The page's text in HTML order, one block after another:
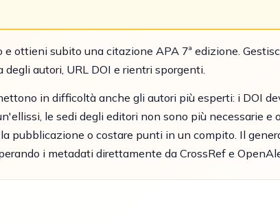
ottieni subito una citazione APA 7ª edizione.
autori, URL DOI e rientri sporgenti.
in difficoltà anche gli autori più esperti: i DOI
le sedi degli editori non sono più necessarie
pubblicazione o costare punti in un compito. Il
i metadati direttamente da CrossRef e